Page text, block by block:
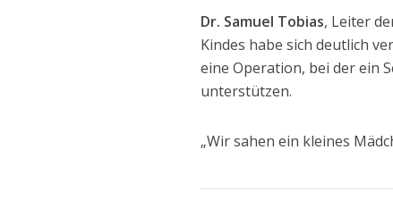
Dr. Samuel Tobias, Leiter
Kindes habe sich deutlich
eine Operation, bei der ein
unterstützen.
„Wir sahen ein kleines